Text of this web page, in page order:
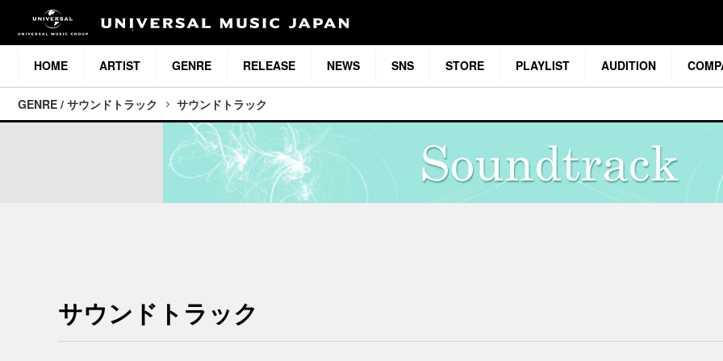
HOME ARTIST GENRE RELEASE NEWS SNS STORE PLAYLIST AUDITION
GENRE / サウンドトラック サウンドトラック
サウンドトラック